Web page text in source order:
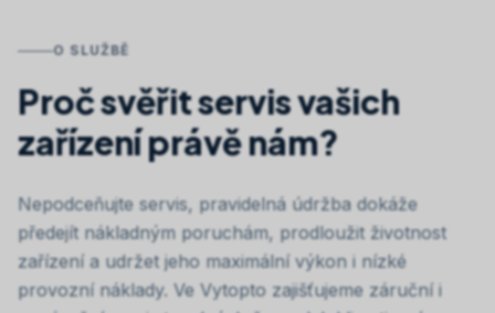
O SLUŽBĚ
Proč svěřit servis vašich
zařízení právě nám?
Nepodceňujte servis, pravidelná údržba dokáže
předejít nákladným poruchám, prodloužit životnost
zařízení a udržet jeho maximální výkon i nízké
provozní náklady. Ve Vytopto zajišťujeme záruční i